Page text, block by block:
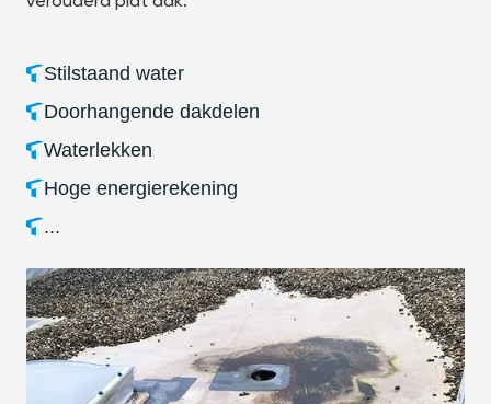
Stilstaand water
Doorhangende dakdelen
Waterlekken
Hoge energierekening
...